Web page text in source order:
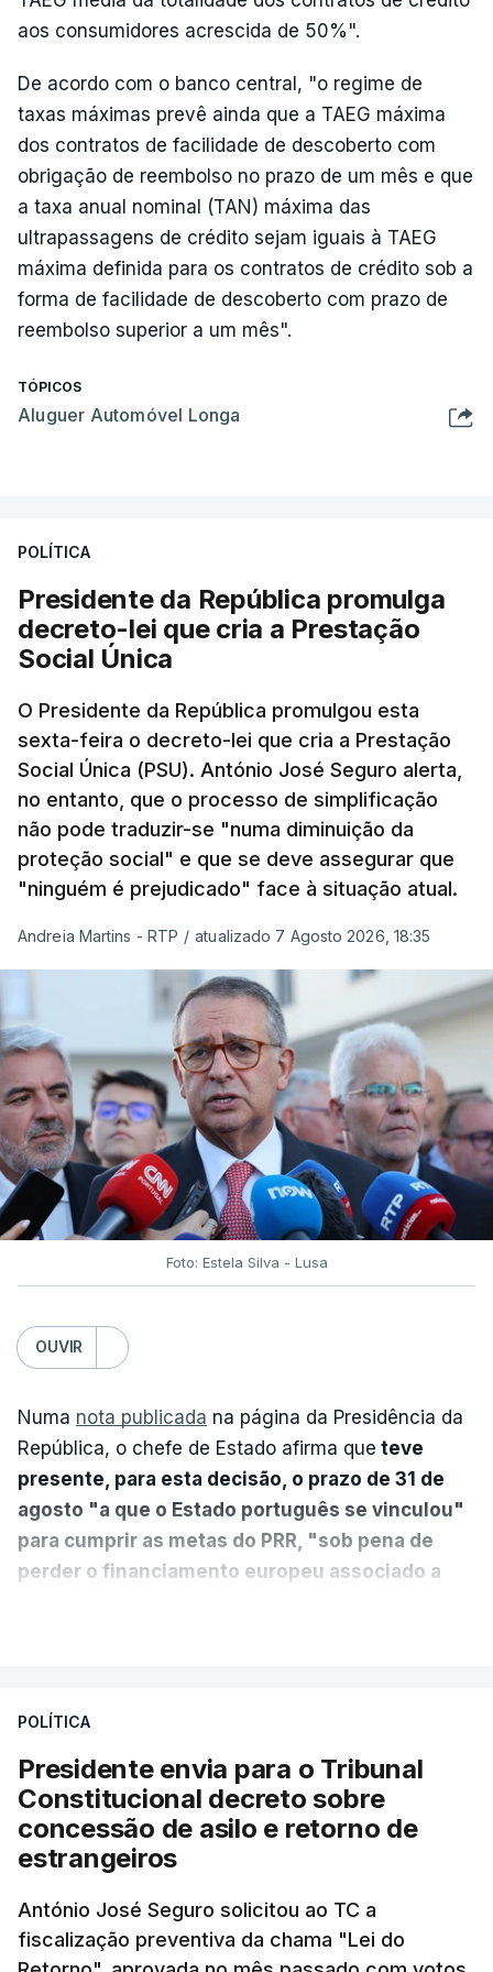
aos consumidores acrescida de 50%".
De acordo com o banco central, "o regime de
taxas máximas prevê ainda que a TAEG máxima
dos contratos de facilidade de descoberto com
obrigação de reembolso no prazo de um mês e que
a taxa anual nominal (TAN) máxima das
ultrapassagens de crédito sejam iguais à TAEG
máxima definida para os contratos de crédito sob a
forma de facilidade de descoberto com prazo de
reembolso superior a um mês".
TÓPICOS
Aluguer Automóvel Longa
POLÍTICA
Presidente da República promulga
decreto-lei que cria a Prestação
Social Única
O Presidente da República promulgou esta
sexta-feira o decreto-lei que cria a Prestação
Social Única (PSU). António José Seguro alerta,
no entanto, que o processo de simplificação
não pode traduzir-se "numa diminuição da
proteção social" e que se deve assegurar que
"ninguém é prejudicado" face à situação atual.
Andreia Martins - RTP / atualizado 7 Agosto 2026, 18:35
Foto: Estela Silva - Lusa
OUVIR
Numa nota publicada na página da Presidência da
República, o chefe de Estado afirma que teve
presente, para esta decisão, o prazo de 31 de
agosto "a que o Estado português se vinculou"
para cumprir as metas do PRR, "sob pena de
perder o financiamento europeu associado a
sistema mais simples, mais justo e transparente".
"Sempre que seja possível reduzir burocracias,
eliminar sobreposições e garantir que os apoios
chegam a quem mais necessita, estaremos a dar
um passo na direção certa", argumenta o
Presidente da República.
POLÍTICA
Presidente envia para o Tribunal
Constitucional decreto sobre
concessão de asilo e retorno de
estrangeiros
António José Seguro solicitou ao TC a
fiscalização preventiva da chama "Lei do